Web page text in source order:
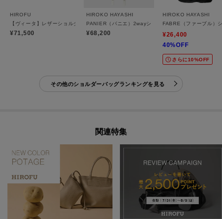
HIROFU
【ヴィータ】レザーショルダーバッグ S 2WAY 本革（商品番号：P25-20020）
¥71,500
HIROKO HAYASHI
PANIER（パニエ）2wayショルダーバッグ
¥68,200
HIROKO HAYASHI
FABRE（ファーブル）
¥26,400
40%OFF
さらに10%OFF
その他のショルダーバッグランキングを見る
関連特集